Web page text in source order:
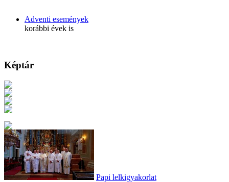
Adventi események
korábbi évek is
Képtár
Papi lelkigyakorlat